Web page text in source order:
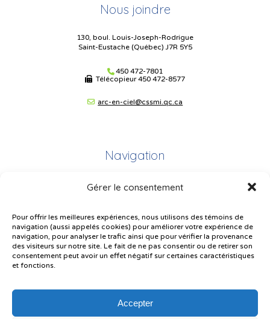
Gérer le consentement
Pour offrir les meilleures expériences, nous utilisons des témoins de
navigation (aussi appelés cookies) pour améliorer votre expérience de
navigation, pour analyser le trafic ainsi que pour vérifier la provenance
des visiteurs sur notre site. Le fait de ne pas consentir ou de retirer son
consentement peut avoir un effet négatif sur certaines caractéristiques
et fonctions.
Accepter
Nous joindre
130, boul. Louis-Joseph-Rodrigue
Saint-Eustache (Québec) J7R 5Y5
450 472-7801
Télécopieur450 472-8577
arc-en-ciel@cssmi.qc.ca
Navigation
Plan du site
Plainte – service à l’élève
Politique de confidentialité